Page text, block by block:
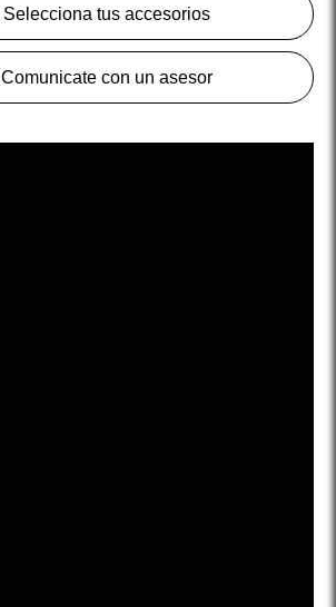
Selecciona tus accesorios
Comunicate con un asesor